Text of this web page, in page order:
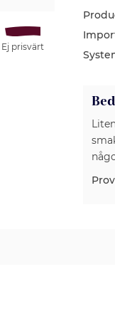
Ej prisvärt